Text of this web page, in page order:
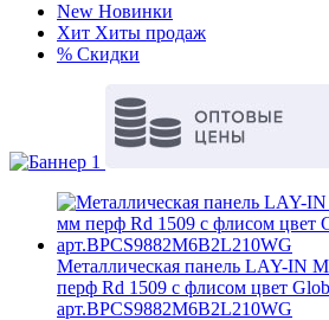
New Новинки
Хит Хиты продаж
% Скидки
Металлическая панель LAY-IN
перф Rd 1509 с флисом цвет
арт.BPCS9882M6B2L210WG